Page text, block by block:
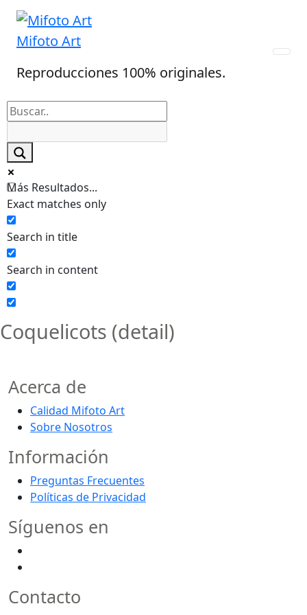
Skip
content
Mifoto Art
Reproducciones 100% originales.
Más Resultados...
Exact matches only
Search in title
Search in content
Coquelicots (detail)
Acerca de
Calidad Mifoto Art
Sobre Nosotros
Información
Preguntas Frecuentes
Políticas de Privacidad
Síguenos en
Contacto